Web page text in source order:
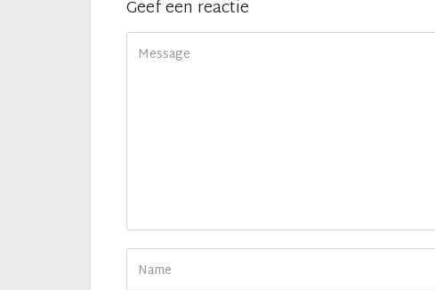
Geef een reactie